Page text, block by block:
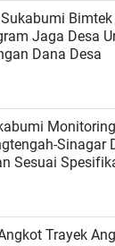
Bimtek
Jaga Desa
Dana Desa
Sinagar
Sesuai
Trayek